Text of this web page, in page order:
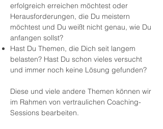
erfolgreich erreichen möchtest oder
Herausforderungen, die Du meistern
möchtest und Du weißt nicht genau, wie Du
anfangen sollst?
Hast Du Themen, die Dich seit langem
belasten? Hast Du schon vieles versucht
und immer noch keine Lösung gefunden?
Diese und viele andere Themen können wir
im Rahmen von vertraulichen Coaching-
Sessions bearbeiten.